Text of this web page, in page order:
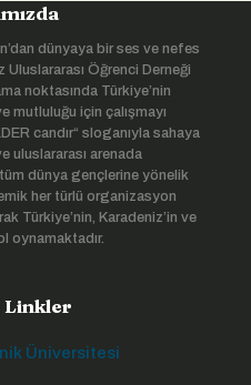
dünyaya bir ses ve nefes
Öğrenci Derneği
noktasında Türkiye’nin
mutluluğu için çalışmayı
candır“ sloganıyla sahaya
uluslararası arenada
dünya gençlerine yönelik
her türlü organizasyon
Türkiye’nin, Karadeniz’in ve
oynamaktadır.
Linkler
Üniversitesi